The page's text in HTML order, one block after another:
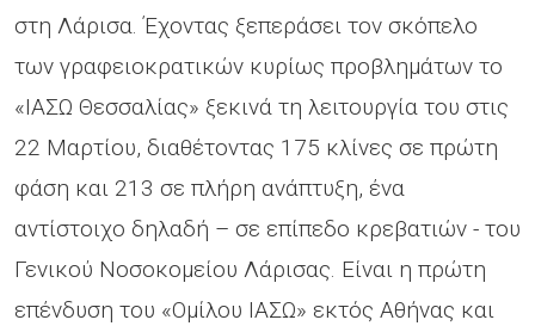
στη Λάρισα. Έχοντας ξεπεράσει τον σκόπελο
των γραφειοκρατικών κυρίως προβλημάτων το
«ΙΑΣΩ Θεσσαλίας» ξεκινά τη λειτουργία του στις
22 Μαρτίου, διαθέτοντας 175 κλίνες σε πρώτη
φάση και 213 σε πλήρη ανάπτυξη, ένα
αντίστοιχο δηλαδή – σε επίπεδο κρεβατιών - του
Γενικού Νοσοκομείου Λάρισας. Είναι η πρώτη
επένδυση του «Ομίλου ΙΑΣΩ» εκτός Αθήνας και